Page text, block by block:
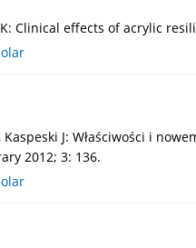
Clinical effects of acrylic
Kaspeski J: Właściwości i
2012; 3: 136.